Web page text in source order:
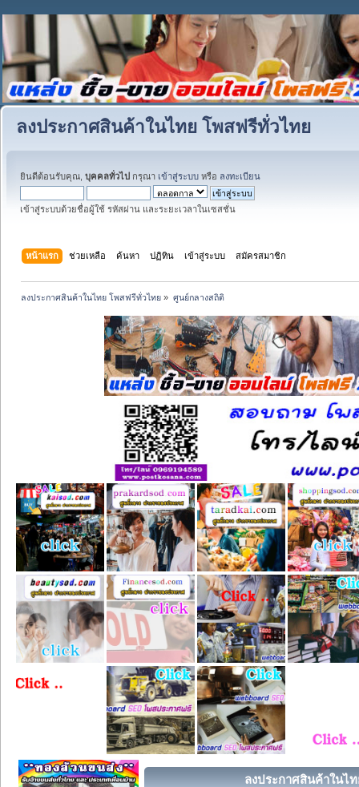
ลงประกาศสินค้าในไทย โพสฟรีทั่วไทย
ยินดีต้อนรับคุณ, บุคคลทั่วไป กรุณา เข้าสู่ระบบ หรือ ลงทะเบียน
เข้าสู่ระบบด้วยชื่อผู้ใช้ รหัสผ่าน และระยะเวลาในเซสชั่น
หน้าแรก ช่วยเหลือ ค้นหา ปฏิทิน เข้าสู่ระบบ สมัครสมาชิก
ลงประกาศสินค้าในไทย โพสฟรีทั่วไทย » ศูนย์กลางสถิติ
ลงประกาศสินค้าในไ